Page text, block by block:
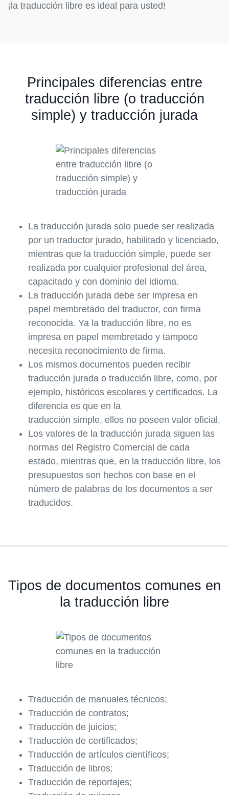
¡la traducción libre es ideal para usted!
Principales diferencias entre
traducción libre (o traducción
simple) y traducción jurada
La traducción jurada solo puede ser realizada
por un traductor jurado, habilitado y licenciado,
mientras que la traducción simple, puede ser
realizada por cualquier profesional del área,
capacitado y con dominio del idioma.
La traducción jurada debe ser impresa en
papel membretado del traductor, con firma
reconocida. Ya la traducción libre, no es
impresa en papel membretado y tampoco
necesita reconocimiento de firma.
Los mismos documentos pueden recibir
traducción jurada o traducción libre, como, por
ejemplo, históricos escolares y certificados. La
diferencia es que en la
traducción simple, ellos no poseen valor oficial.
Los valores de la traducción jurada siguen las
normas del Registro Comercial de cada
estado, mientras que, en la traducción libre, los
presupuestos son hechos con base en el
número de palabras de los documentos a ser
traducidos.
Tipos de documentos comunes en
la traducción libre
Traducción de manuales técnicos;
Traducción de contratos;
Traducción de juicios;
Traducción de certificados;
Traducción de artículos científicos;
Traducción de libros;
Traducción de reportajes;